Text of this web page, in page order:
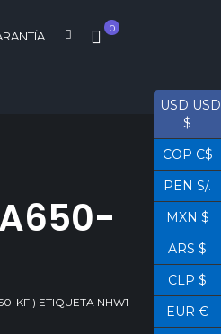
0
KF ) ETIQUETA NHW1
USD USD
$
COP C$
PEN S/.
MXN $
ARS $
CLP $
EUR €